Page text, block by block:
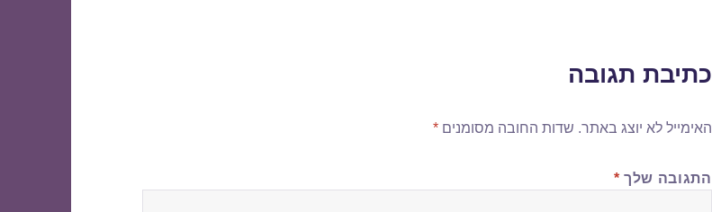
כתיבת תגובה
האימייל לא יוצג באתר. שדות החובה מסומנים*
התגובה שלך *